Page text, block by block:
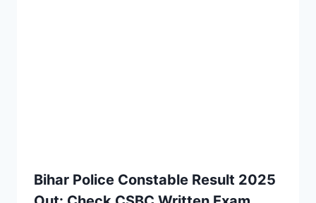
Bihar Police Constable Result 2025